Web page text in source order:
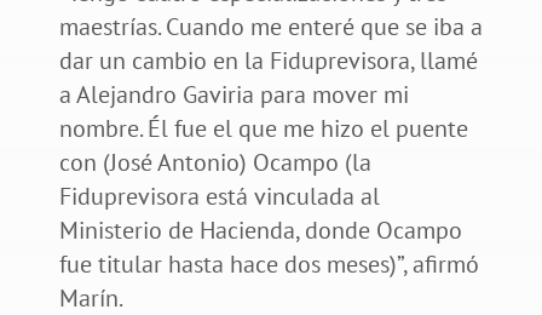
maestrías. Cuando me enteré que se iba a
dar un cambio en la Fiduprevisora, llamé
a Alejandro Gaviria para mover mi
nombre. Él fue el que me hizo el puente
con (José Antonio) Ocampo (la
Fiduprevisora está vinculada al
Ministerio de Hacienda, donde Ocampo
fue titular hasta hace dos meses)”, afirmó
Marín.